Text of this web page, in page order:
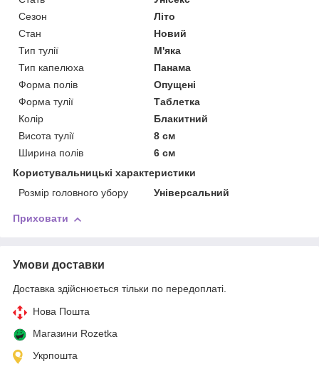
Сезон
Літо
Стан
Новий
Тип тулії
М'яка
Тип капелюха
Панама
Форма полів
Опущені
Форма тулії
Таблетка
Колір
Блакитний
Висота тулії
8 см
Ширина полів
6 см
Користувальницькі характеристики
Розмір головного убору
Універсальний
Приховати
Умови доставки
Доставка здійснюється тільки по передоплаті.
Нова Пошта
Магазини Rozetka
Укрпошта